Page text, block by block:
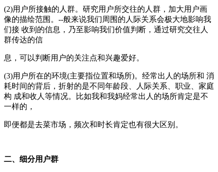
(2)用户所接触的人群。研究用户所交往的人群，加大用户画
像的描绘范围。--般来说我们周围的人际关系会极大地影响我
们接 收到的信息，乃至影响我们价值判断，通过研究交往人
群传达的信
息，可以判断用户的关注点和兴趣爱好。
(3)用户所在的环境(主要指位置和场所)。经常出人的场所和 消
耗时间的背后，折射的是不同年龄段、人际关系、职业、家庭
构 成和收人等情况。比如我和我妈经常出人的场所肯定是不
一样的，
即便都是去菜市场，频次和时长肯定也有很大区别。
二、细分用户群